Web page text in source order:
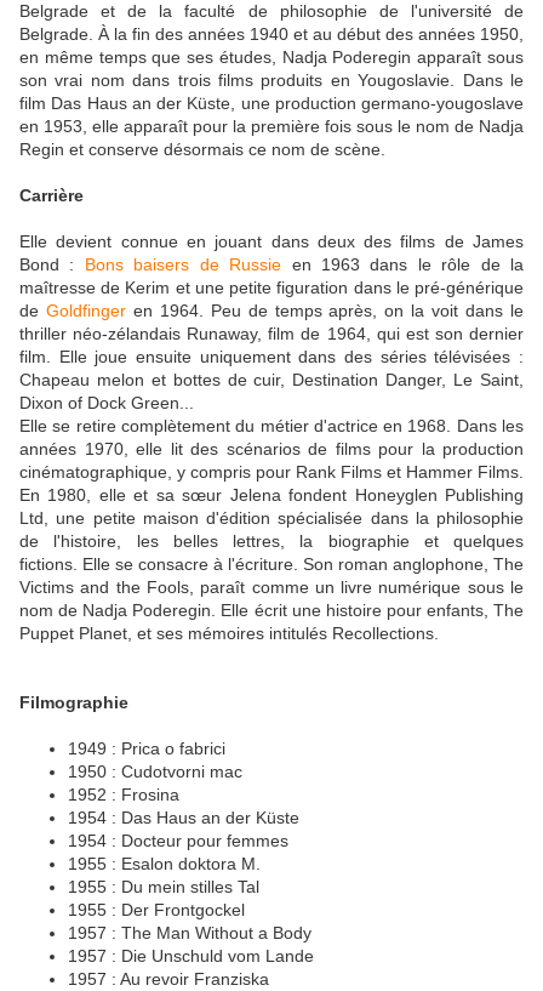
Belgrade et de la faculté de philosophie de l'université de
Belgrade. À la fin des années 1940 et au début des années 1950,
en même temps que ses études, Nadja Poderegin apparaît sous
son vrai nom dans trois films produits en Yougoslavie. Dans le
film Das Haus an der Küste, une production germano-yougoslave
en 1953, elle apparaît pour la première fois sous le nom de Nadja
Regin et conserve désormais ce nom de scène.
Carrière
Elle devient connue en jouant dans deux des films de James
Bond : Bons baisers de Russie en 1963 dans le rôle de la
maîtresse de Kerim et une petite figuration dans le pré-générique
de Goldfingeren 1964. Peu de temps après, on la voit dans le
thriller néo-zélandais Runaway, film de 1964, qui est son dernier
film. Elle joue ensuite uniquement dans des séries télévisées :
Chapeau melon et bottes de cuir, Destination Danger, Le Saint,
Dixon of Dock Green...
Elle se retire complètement du métier d'actrice en 1968. Dans les
années 1970, elle lit des scénarios de films pour la production
cinématographique, y compris pour Rank Films et Hammer Films.
En 1980, elle et sa sœur Jelena fondent Honeyglen Publishing
Ltd, une petite maison d'édition spécialisée dans la philosophie
de l'histoire, les belles lettres, la biographie et quelques
fictions. Elle se consacre à l'écriture. Son roman anglophone, The
Victims and the Fools, paraît comme un livre numérique sous le
nom de Nadja Poderegin. Elle écrit une histoire pour enfants, The
Puppet Planet, et ses mémoires intitulés Recollections.
Filmographie
1949 : Prica o fabrici
1950 : Cudotvorni mac
1952 : Frosina
1954 : Das Haus an der Küste
1954 : Docteur pour femmes
1955 : Esalon doktora M.
1955 : Du mein stilles Tal
1955 : Der Frontgockel
1957 : The Man Without a Body
1957 : Die Unschuld vom Lande
1957 : Au revoir Franziska